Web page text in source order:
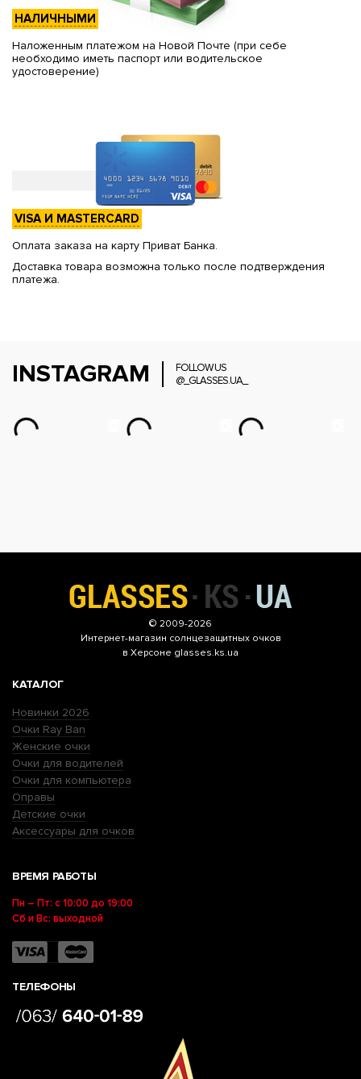
НАЛИЧНЫМИ
Наложенным платежом на Новой Почте (при себе
необходимо иметь паспорт или водительское
удостоверение)
VISA И MASTERCARD
Оплата заказа на карту Приват Банка.
Доставка товара возможна только после подтверждения
платежа.
INSTAGRAM
FOLLOW US
@_GLASSES.UA_
© 2009-2026
Интернет-магазин солнцезащитных очков
в Херсоне glasses.ks.ua
КАТАЛОГ
Новинки 2026
Очки Ray Ban
Женские очки
Очки для водителей
Очки для компьютера
Оправы
Детские очки
Аксессуары для очков
ВРЕМЯ РАБОТЫ
Пн – Пт: с 10:00 до 19:00
Сб и Вс: выходной
ТЕЛЕФОНЫ